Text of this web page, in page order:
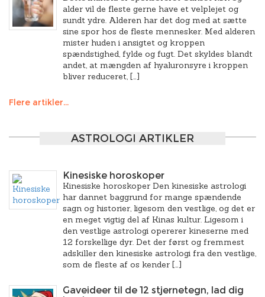
alder vil de fleste gerne have et velplejet og
sundt ydre. Alderen har det dog med at sætte
sine spor hos de fleste mennesker. Med alderen
mister huden i ansigtet og kroppen
spændstighed, fylde og fugt. Det skyldes blandt
andet, at mængden af hyaluronsyre i kroppen
bliver reduceret, […]
Flere artikler...
ASTROLOGI ARTIKLER
Kinesiske horoskoper
Kinesiske horoskoper Den kinesiske astrologi
har dannet baggrund for mange spændende
sagn og historier, ligesom den vestlige, og det er
en meget vigtig del af Kinas kultur. Ligesom i
den vestlige astrologi opererer kineserne med
12 forskellige dyr. Det der først og fremmest
adskiller den kinesiske astrologi fra den vestlige,
som de fleste af os kender […]
Gaveideer til de 12 stjernetegn, lad dig